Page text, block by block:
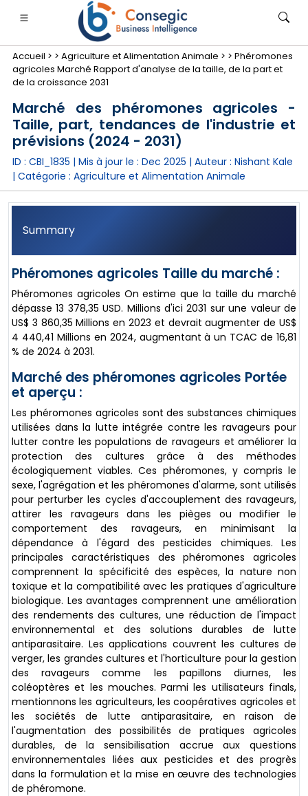
services financiers et assurance
• Biens de consommation
• Énergie et électricité
• étude de cas
Accueil > > Agriculture et Alimentation Animale > > Phéromones
agricoles Marché Rapport d'analyse de la taille, de la part et
de la croissance 2031
Marché des phéromones agricoles -
Taille, part, tendances de l'industrie et
prévisions (2024 - 2031)
ID : CBI_1835 | Mis à jour le : Dec 2025 | Auteur : Nishant Kale
| Catégorie : Agriculture et Alimentation Animale
Summary
Phéromones agricoles Taille du marché :
Phéromones agricoles On estime que la taille du marché
dépasse 13 378,35 USD. Millions d'ici 2031 sur une valeur de
US$ 3 860,35 Millions en 2023 et devrait augmenter de US$
4 440,41 Millions en 2024, augmentant à un TCAC de 16,81
% de 2024 à 2031.
Marché des phéromones agricoles Portée
et aperçu :
Les phéromones agricoles sont des substances chimiques
utilisées dans la lutte intégrée contre les ravageurs pour
lutter contre les populations de ravageurs et améliorer la
protection des cultures grâce à des méthodes
écologiquement viables. Ces phéromones, y compris le
sexe, l'agrégation et les phéromones d'alarme, sont utilisés
pour perturber les cycles d'accouplement des ravageurs,
attirer les ravageurs dans les pièges ou modifier le
comportement des ravageurs, en minimisant la
dépendance à l'égard des pesticides chimiques. Les
principales caractéristiques des phéromones agricoles
comprennent la spécificité des espèces, la nature non
toxique et la compatibilité avec les pratiques d'agriculture
biologique. Les avantages comprennent une amélioration
des rendements des cultures, une réduction de l'impact
environnemental et des solutions durables de lutte
antiparasitaire. Les applications couvrent les cultures de
verger, les grandes cultures et l'horticulture pour la gestion
des ravageurs comme les papillons diurnes, les
coléoptères et les mouches. Parmi les utilisateurs finals,
mentionnons les agriculteurs, les coopératives agricoles et
les sociétés de lutte antiparasitaire, en raison de
l'augmentation des possibilités de pratiques agricoles
durables, de la sensibilisation accrue aux questions
environnementales liées aux pesticides et des progrès
dans la formulation et la mise en œuvre des technologies
de phéromone.